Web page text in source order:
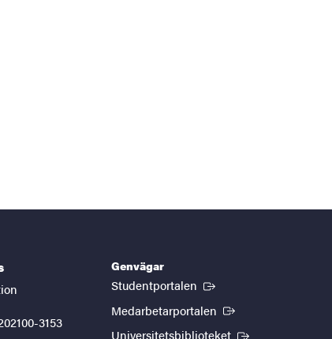
3153
Genvägar
Studentportalen (Extern länk)
Medarbetarportalen (Extern länk)
Universitetsbiblioteket (Extern länk)